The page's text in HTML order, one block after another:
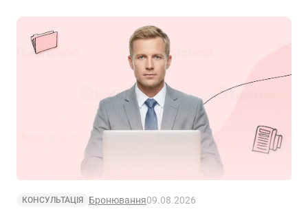
КОНСУЛЬТАЦІЯ Бронювання09.08.2026